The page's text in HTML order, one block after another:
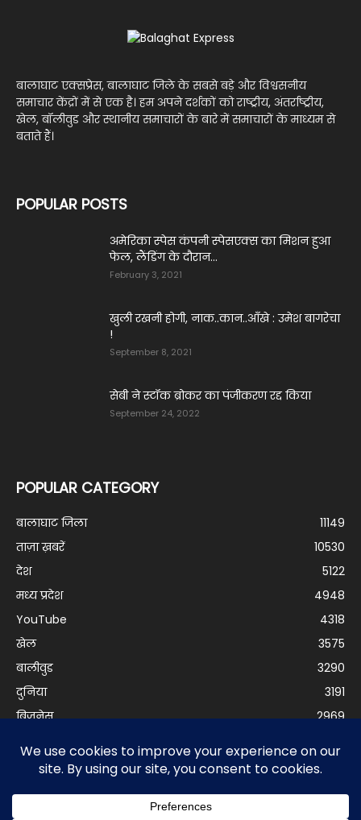
बालाघाट एक्सप्रेस, बालाघाट जिले के सबसे बड़े और विश्वसनीय
समाचार केंद्रों में से एक है। हम अपने दर्शकों को राष्ट्रीय, अंतर्राष्ट्रीय,
खेल, बॉलीवुड और स्थानीय समाचारों के बारे में समाचारों के माध्यम से
बताते हैं।
POPULAR POSTS
अमेरिका स्पेस कंपनी स्पेसएक्स का मिशन हुआ
फेल, लैंडिंग के दौरान...
February 3, 2021
खुली रखनी होगी, नाक..कान..आँखे : उमेश बागरेचा
!
September 8, 2021
सेबी ने स्टॉक ब्रोकर का पंजीकरण रद्द किया
September 24, 2022
POPULAR CATEGORY
बालाघाट जिला
11149
ताज़ा ख़बरें
10530
देश
5122
मध्य प्रदेश
4948
YouTube
4318
खेल
3575
बालीवुड
3290
दुनिया
3191
बिजनेस
2969